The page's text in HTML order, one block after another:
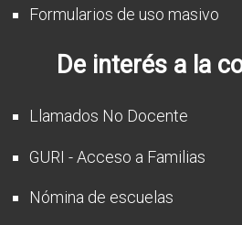
Formularios de uso masivo
De interés a la
Llamados No Docente
GURI - Acceso a Familias
Nómina de escuelas